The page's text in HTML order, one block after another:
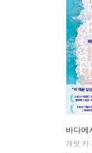
바다에
개럿 카